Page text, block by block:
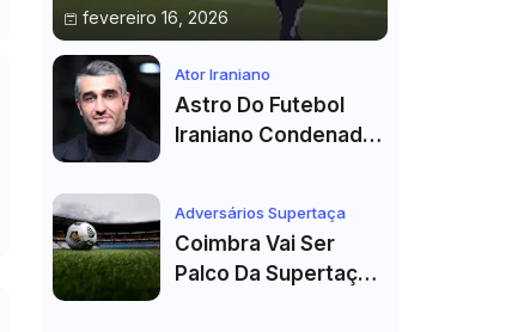
fevereiro 16, 2026
Ator Iraniano
Astro Do Futebol
Iraniano Condenado
Acusado De Estupro
E Sequestro
Adversários Supertaça
Coimbra Vai Ser
Palco Da Supertaça